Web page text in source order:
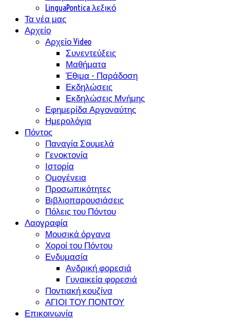
LinguaPontica λεξικό
Τα νέα μας
Αρχείο
Αρχείο Video
Συνεντεύξεις
Μαθήματα
Έθιμα - Παράδοση
Εκδηλώσεις
Εκδηλώσεις Μνήμης
Εφημερίδα Αργοναύτης
Ημερολόγια
Πόντος
Παναγία Σουμελά
Γενοκτονία
Ιστορία
Ομογένεια
Προσωπικότητες
Βιβλιοπαρουσιάσεις
Πόλεις του Πόντου
Λαογραφία
Μουσικά όργανα
Χοροί του Πόντου
Ενδυμασία
Ανδρική φορεσιά
Γυναικεία φορεσιά
Ποντιακή κουζίνα
ΑΓΙΟΙ ΤΟΥ ΠΟΝΤΟΥ
Επικοινωνία